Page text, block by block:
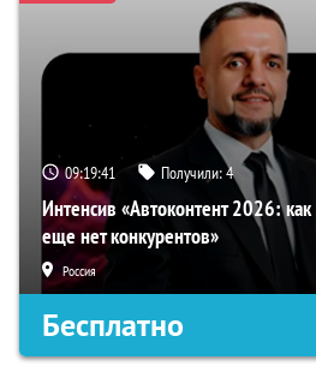
09:19:40 Получили:4
Интенсив «Автоконтент 2026: как
еще нет конкурентов»
Россия
Бесплатно